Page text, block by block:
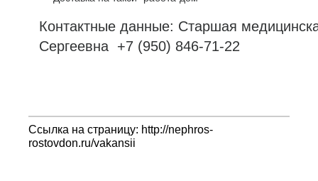
Контактные данные: Старшая
Сергеевна +7 (950) 846-71-22
Ссылка на страницу: http://nephros-
rostovdon.ru/vakansii